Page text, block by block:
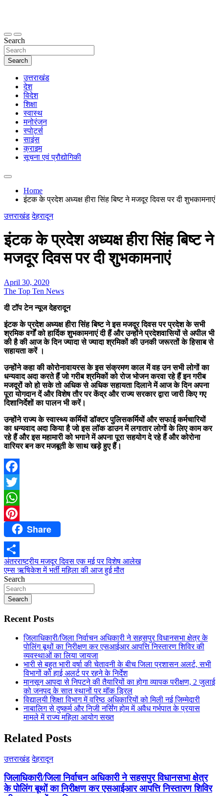
thetoptennews.com
Search
Search
उत्तराखंड
देश
विदेश
शिक्षा
स्वास्थ
मनोरंजन
स्पोर्ट्स
साइंस
क्राइम
सूचना एवं प्रौद्योगिकी
Home
इंटक के प्रदेश अध्यक्ष हीरा सिंह बिष्ट ने मजदूर दिवस पर दी शुभकामनाएं
उत्तराखंड देहरादून
इंटक के प्रदेश अध्यक्ष हीरा सिंह बिष्ट ने
मजदूर दिवस पर दी शुभकामनाएं
April 30, 2020
The Top Ten News
दी टॉप टेन न्यूज देहरादून
इंटक के प्रदेश अध्यक्ष हीरा सिंह बिष्ट ने इस मजदूर दिवस पर प्रदेश के सभी
श्रमिक वर्गों को हार्दिक शुभकामनाएं दी हैं और उन्होंने प्रदेशवासियों से अपील भी
की है की आज के दिन ज्यादा से ज्यादा श्रमिकों की उनकी जरूरतों के हिसाब से
सहायता करें ।
उन्होंने कहा की कोरोनावायरस के इस संक्रमण काल में वह उन सभी लोगों का
धन्यवाद अदा करते हैं जो गरीब श्रमिकों को रोज भोजन करवा रहे हैं इन गरीब
मजदूरों को हो सके तो अधिक से अधिक सहायता दिलाने में आज के दिन अपना
पूरा योगदान दें और विशेष तौर पर केंद्र और राज्य सरकार द्वारा जारी किए गए
दिशानिर्देशों का पालन भी करें।
उन्होंने राज्य के स्वास्थ्य कर्मियों डॉक्टर पुलिसकर्मियों और सफाई कर्मचारियों
का धन्यवाद अदा किया है जो इस लॉक डाउन में लगातार लोगों के लिए काम कर
रहे हैं और इस महामारी को भगाने में अपना पूरा सहयोग दे रहे हैं और कोरोना
वारियर बन कर मजबूती के साथ खड़े हुए हैं।
Facebook
Twitter
WhatsApp
PinterestShare
Share
Post
navigation
अंतरराष्ट्रीय मजदूर दिवस एक मई पर विशेष आलेख
एम्स ऋषिकेश में भर्ती महिला की आज हुई मौत
Search
Search
Recent Posts
जिलाधिकारी/जिला निर्वाचन अधिकारी ने सहसपुर विधानसभा क्षेत्र के
पोलिंग बूथों का निरीक्षण कर एसआईआर आपत्ति निस्तारण शिविर की
व्यवस्थाओं का लिया जायजा
भारी से बहुत भारी वर्षा की चेतावनी के बीच जिला प्रशासन अलर्ट, सभी
विभागों को हाई अलर्ट पर रहने के निर्देश
मानसून आपदा से निपटने की तैयारियों का होगा व्यापक परीक्षण, 2 जुलाई
को जनपद के सात स्थानों पर मॉक ड्रिल
विद्यालयी शिक्षा विभाग में वरिष्ठ अधिकारियों को मिली नई जिम्मेदारी
नाबालिग से दुष्कर्म और निजी नर्सिंग होम में अवैध गर्भपात के प्रयास
मामले में राज्य महिला आयोग सख्त
Related Posts
उत्तराखंड देहरादून
जिलाधिकारी/जिला निर्वाचन अधिकारी ने सहसपुर विधानसभा क्षेत्र
के पोलिंग बूथों का निरीक्षण कर एसआईआर आपत्ति निस्तारण शिविर